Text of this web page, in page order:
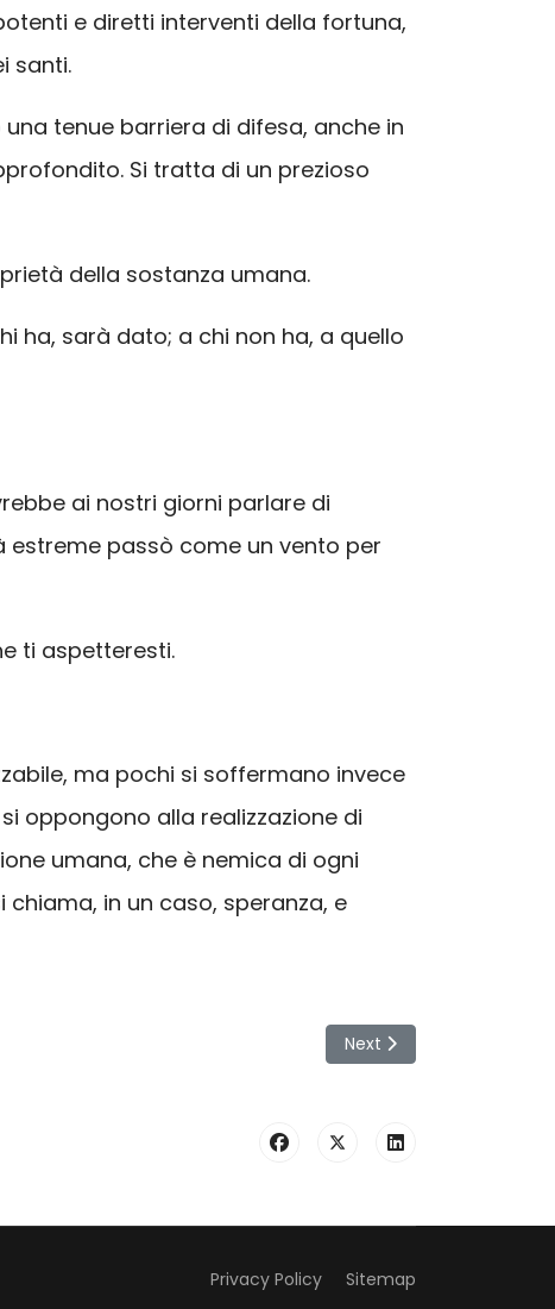
e diretti interventi della fortuna,
santi.
tenue barriera di difesa, anche in
Si tratta di un prezioso
della sostanza umana.
ha, sarà dato; a chi non ha, a quello
ai nostri giorni parlare di
estreme passò come un vento per
ti aspetteresti.
ma pochi si soffermano invece
oppongono alla realizzazione di
umana, che è nemica di ogni
in un caso, speranza, e
Next article: Un grande
Next
Privacy Policy Sitemap